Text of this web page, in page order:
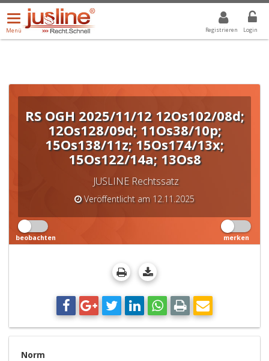
Registrieren Login
Menü
öffnen/schließen
Menü
ALLE DROPDOWN: GEWÄHLTER WERT IST ALLE
RS OGH 2025/11/12 12Os102/08d;
12Os128/09d; 11Os38/10p;
15Os138/11z; 15Os174/13x;
15Os122/14a; 13Os8
JUSLINE Rechtssatz
Veröffentlicht am 12.11.2025
beobachten merken
Norm